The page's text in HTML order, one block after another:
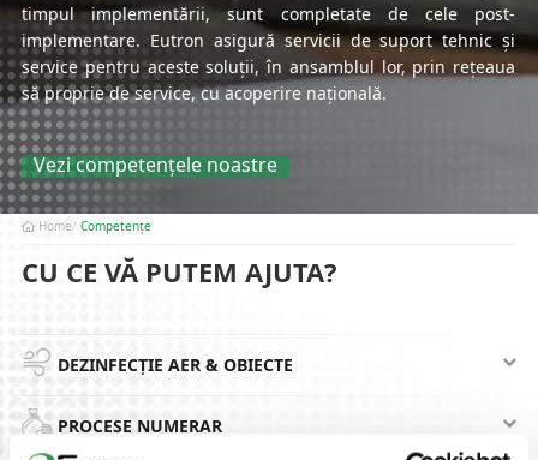
timpul implementării, sunt completate de cele post-
implementare. Eutron asigură servicii de suport tehnic și
service pentru aceste soluții, în ansamblul lor, prin rețeaua
să proprie de service, cu acoperire națională.
Vezi competențele noastre
Home Competențe
CU CE VĂ PUTEM AJUTA?
DEZINFECȚIE AER & OBIECTE
PROCESE NUMERAR